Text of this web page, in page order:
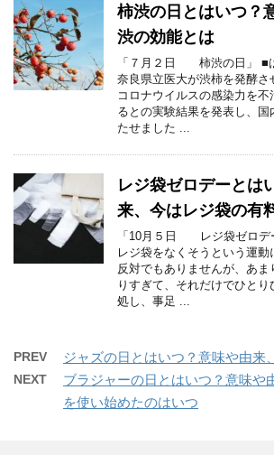
柿渋の日とはいつ？
渋の効能とは
「７月２日 柿渋の日」 ■
奈良県立医大が渋柿を発酵さ
コロナウイルスの感染力を
るとの実験結果を発表し、
たせました ...
レジ袋ゼロデーとは
来、今はレジ袋の有
「10月５日 レジ袋ゼロデ
レジ袋をなくそうという運
反対でもありませんが、あ
りすぎて、それだけでひと
処し、事足 ...
PREV ジャズの日とはいつ？意味や由来
NEXT
ブラジャーの日とはいつ？意味や
を使い始めたのはいつ